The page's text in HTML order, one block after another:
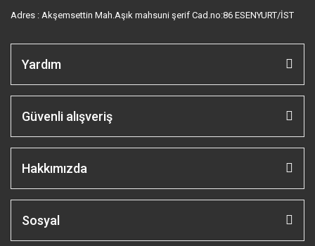
Adres : Akşemsettin Mah.Aşık mahsuni şerif Cad.no:86 ESENYURT/İST
Yardım
Güvenli alışveriş
Hakkımızda
Sosyal